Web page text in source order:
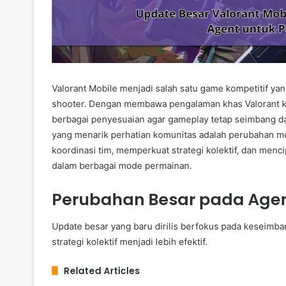
Valorant Mobile menjadi salah satu game kompetitif
shooter. Dengan membawa pengalaman khas
berbagai penyesuaian agar gameplay tetap seimbang
yang menarik perhatian komunitas adalah perubahan
koordinasi tim, memperkuat strategi kolektif, dan
dalam berbagai mode permainan.
Perubahan Besar pada
Update besar yang baru dirilis berfokus pada
strategi kolektif menjadi lebih efektif.
Related Articles